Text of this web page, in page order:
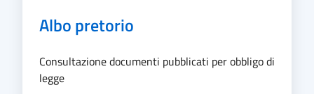
Albo pretorio
Consultazione documenti pubblicati per obbligo di
legge